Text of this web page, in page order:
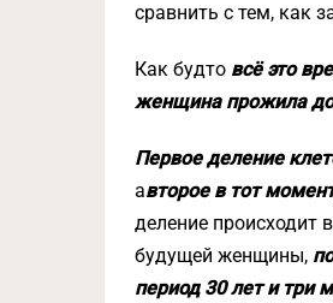
сравнить с тем, как
Как будто всё это
женщина прожила до
Первое деление
авторое в тот
деление происходит
будущей женщины,
период 30 лет и три